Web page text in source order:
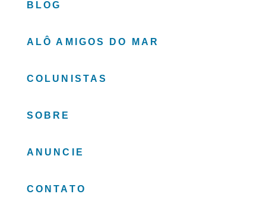
BLOG
ALÔ AMIGOS DO MAR
COLUNISTAS
SOBRE
ANUNCIE
CONTATO